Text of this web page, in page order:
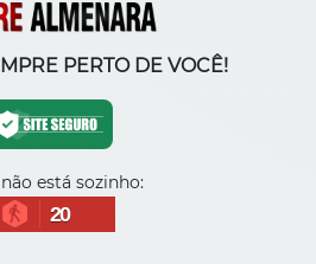
PERTO DE VOCÊ!
está sozinho:
20